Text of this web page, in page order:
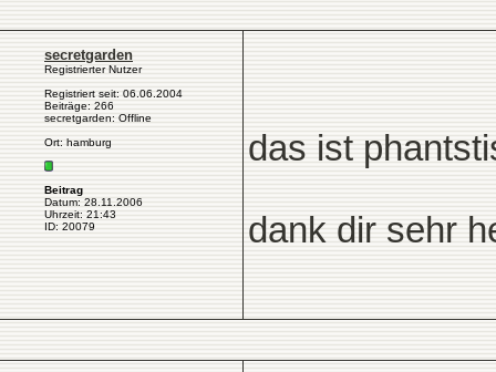
secretgarden
Registrierter Nutzer
Registriert seit: 06.06.2004
Beiträge: 266
secretgarden: Offline
Ort: hamburg
Beitrag
Datum: 28.11.2006
Uhrzeit: 21:43
ID: 20079
das ist
dank dir sehr